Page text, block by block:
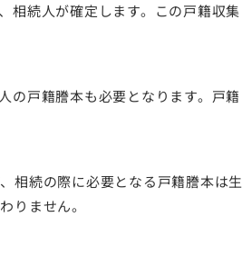
相続人が確定します。この戸籍収集
の戸籍謄本も必要となります。戸籍
相続の際に必要となる戸籍謄本は生
りません。